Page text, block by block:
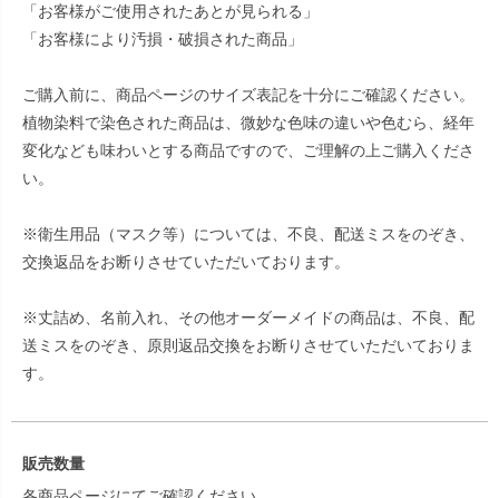
「お客様がご使用されたあとが見られる」
「お客様により汚損・破損された商品」
ご購入前に、商品ページのサイズ表記を十分にご確認ください。
植物染料で染色された商品は、微妙な色味の違いや色むら、経年
変化なども味わいとする商品ですので、ご理解の上ご購入くださ
い。
※衛生用品（マスク等）については、不良、配送ミスをのぞき、
交換返品をお断りさせていただいております。
※丈詰め、名前入れ、その他オーダーメイドの商品は、不良、配
送ミスをのぞき、原則返品交換をお断りさせていただいておりま
す。
販売数量